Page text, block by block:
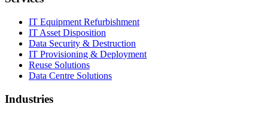
IT Equipment Refurbishment
IT Asset Disposition
Data Security & Destruction
IT Provisioning & Deployment
Reuse Solutions
Data Centre Solutions
Industries